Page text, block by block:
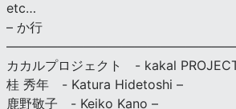
etc…
– か行
カカルプロジェクト - kakal
桂 秀年 - Katura Hidetoshi –
鹿野敬子 - Keiko Kano –